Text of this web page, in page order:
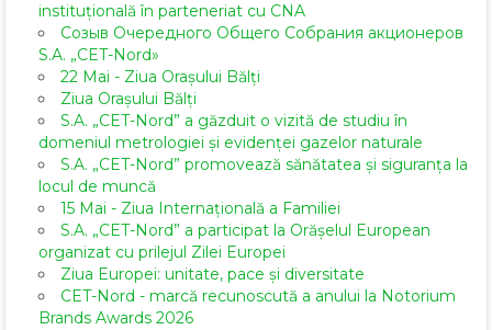
instituțională în parteneriat cu CNA
Созыв Очередного Общего Собрания акционеров
S.A. „CET-Nord»
22 Mai - Ziua Orașului Bălți
Ziua Orașului Bălți
S.A. „CET-Nord” a găzduit o vizită de studiu în
domeniul metrologiei și evidenței gazelor naturale
S.A. „CET-Nord” promovează sănătatea și siguranța la
locul de muncă
15 Mai - Ziua Internațională a Familiei
S.A. „CET-Nord” a participat la Orășelul European
organizat cu prilejul Zilei Europei
Ziua Europei: unitate, pace și diversitate
CET-Nord - marcă recunoscută a anului la Notorium
Brands Awards 2026